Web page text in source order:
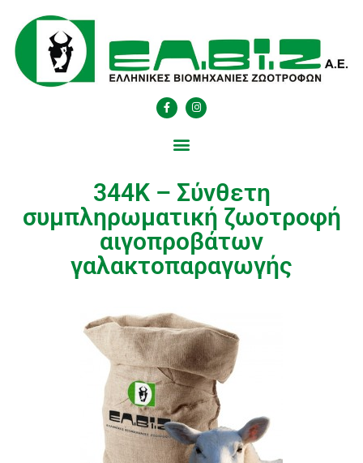
344Κ – Σύνθετη
συμπληρωματική ζωοτροφή
αιγοπροβάτων
γαλακτοπαραγωγής